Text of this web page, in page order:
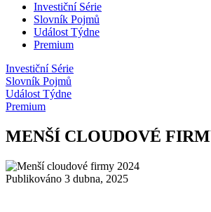
Investiční Série
Slovník Pojmů
Událost Týdne
Premium
Investiční Série
Slovník Pojmů
Událost Týdne
Premium
MENŠÍ CLOUDOVÉ
Publikováno 3 dubna, 2025